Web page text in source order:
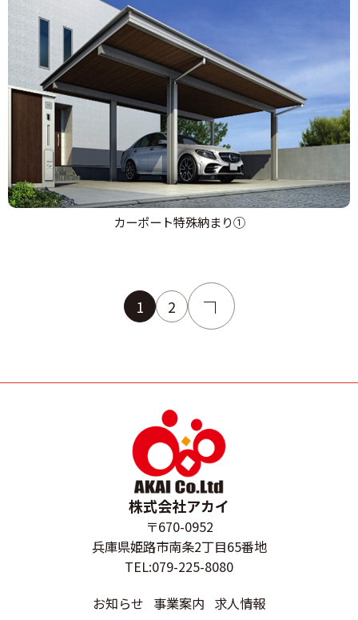
カーポート特殊納まり①
1 2
株式会社アカイ
〒670-0952
兵庫県姫路市南条2丁目65番地
TEL:079-225-8080
お知らせ 事業案内 求人情報